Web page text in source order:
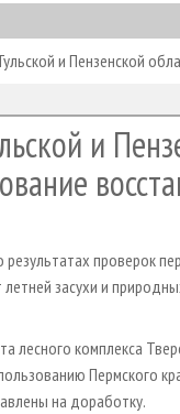
и Пензенской
и
проверок
засухи и
комплекса
Пермского
на доработку.